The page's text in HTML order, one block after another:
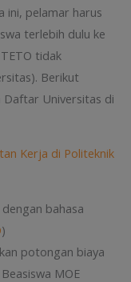
ini, pelamar harus
terlebih dulu ke
tidak
Berikut
Universitas di
Kerja di Politeknik
bahasa
)
potongan biaya
MOE